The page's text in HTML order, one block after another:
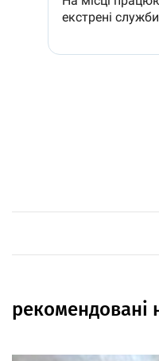
рекомендовані